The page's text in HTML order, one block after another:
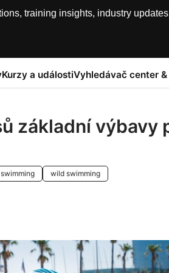
training insights, industry
Kurzy a událostiVyhledávač center
základní výbavy
swimming wild swimming